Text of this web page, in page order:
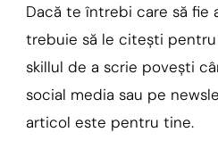
Dacă te întrebi care să fie
trebuie să le citești
skillul de a scrie povești
social media sau pe
articol este pentru tine.